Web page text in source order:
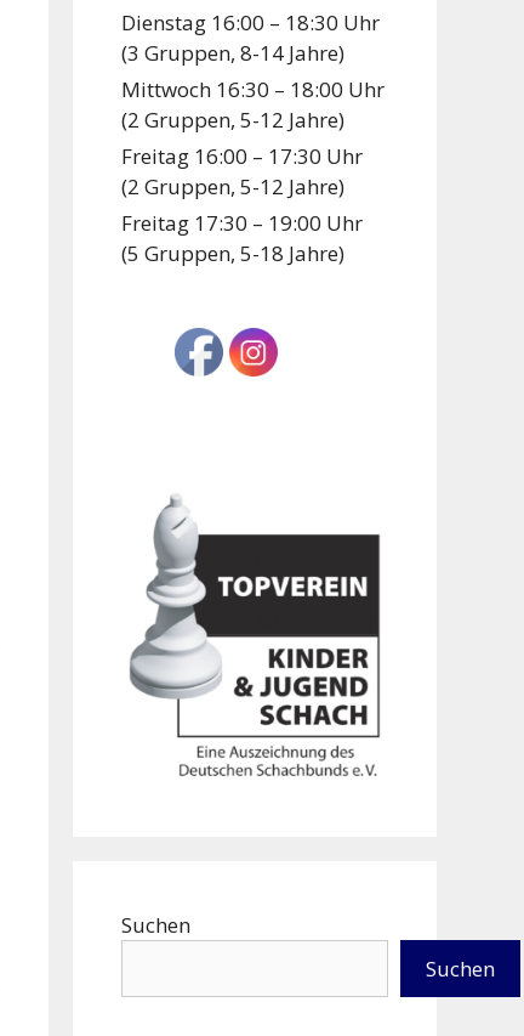
Dienstag 16:00 – 18:30 Uhr
(3 Gruppen, 8-14 Jahre)
Mittwoch 16:30 – 18:00 Uhr
(2 Gruppen, 5-12 Jahre)
Freitag 16:00 – 17:30 Uhr
(2 Gruppen, 5-12 Jahre)
Freitag 17:30 – 19:00 Uhr
(5 Gruppen, 5-18 Jahre)
Suchen
Suchen